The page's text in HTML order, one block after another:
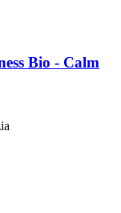
Bio -​ Calm